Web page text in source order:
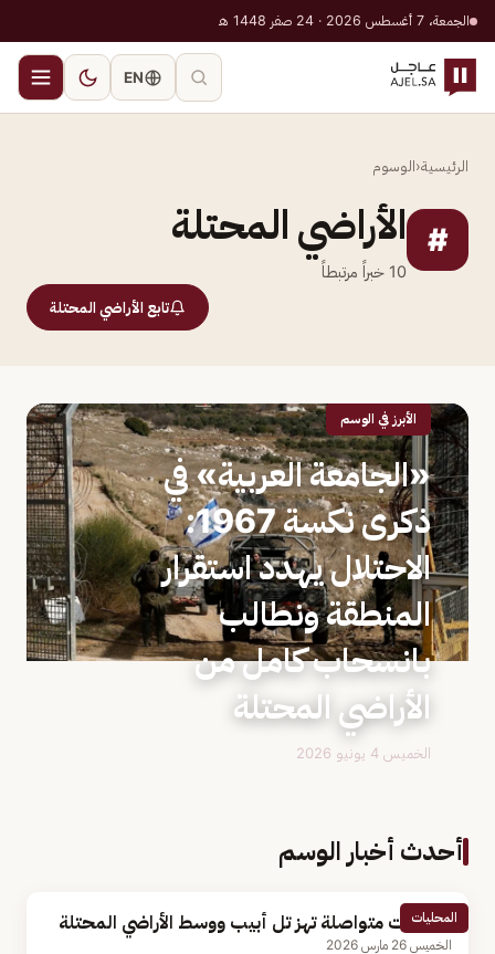
الجمعة، 7 أغسطس 2026 · 24 صفر 1448 هـ
EN
الرئيسية‹الوسوم
# الأراضي المحتلة
10 خبراً مرتبطاً
تابع الأراضي المحتلة
الأبرز في الوسم
«الجامعة العربية» في
ذكرى نكسة 1967:
الاحتلال يهدد استقرار
المنطقة ونطالب
بانسحاب كامل من
الأراضي المحتلة
الخميس 4 يونيو 2026
أحدث أخبار الوسم
المحليات
انفجارات متواصلة تهز تل أبيب ووسط الأراضي المحتلة
الخميس 26 مارس 2026